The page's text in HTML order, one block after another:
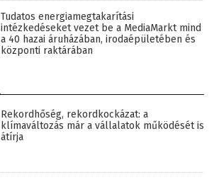
Tudatos energiamegtakarítási
intézkedéseket vezet be a MediaMarkt mind
a 40 hazai áruházában, irodaépületében és
központi raktárában
Rekordhőség, rekordkockázat: a
klímaváltozás már a vállalatok működését is
átírja